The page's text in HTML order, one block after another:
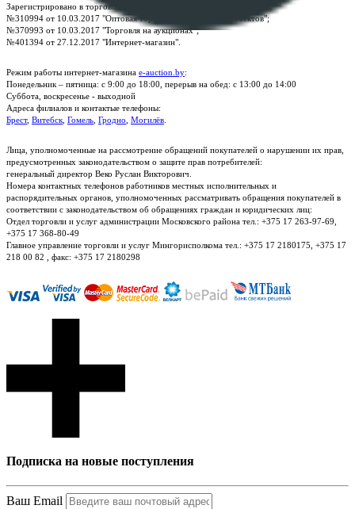
Зарегистрировано в торговом реестре Республики Беларусь:
№310994 от 10.03.2017 "Оптовая торговля без торговых объектов";
№370993 от 10.03.2017 "Торговля на аукционах";
№401394 от 27.12.2017 "Интернет-магазин".
Режим работы интернет-магазина e-auction.by:
Понедельник – пятница: с 9:00 до 18:00, перерыв на обед: с 13:00 до 14:00
Суббота, воскресенье - выходной
Адреса филиалов и контактые телефоны:
Брест, Витебск Гомель Гродно Могилёв
Лица, уполномоченные на рассмотрение обращений покупателей о нарушении их прав,
предусмотренных законодательством о защите прав потребителей:
генеральный директор Веко Руслан Викторович.
Номера контактных телефонов работников местных исполнительных и
распорядительных органов, уполномоченных рассматривать обращения покупателей в
соответствии с законодательством об обращениях граждан и юридических лиц:
Отдел торговли и услуг администрации Московского района тел.: +375 17 263-97-69,
+375 17 368-80-49
Главное управление торговли и услуг Мингорисполкома тел.: +375 17 2180175, +375 17
218 00 82 , факс: +375 17 2180298
Подписка на новые поступления
Ваш Email